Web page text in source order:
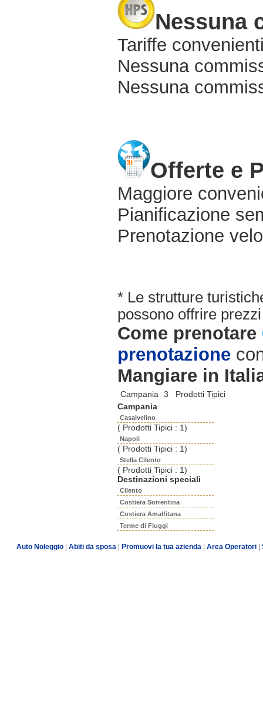
Nessuna
Tariffe
Nessuna
Nessuna
Offerte e
Maggiore
Pianificazione
Prenotazione
* Le strutture
possono offrire
Come prenotare
prenotazione
Mangiare in
Campania
3 Prodotti Tipici
Campania
Casalvelino
( Prodotti Tipici : 1)
Napoli
( Prodotti Tipici : 1)
Stella Cilento
( Prodotti Tipici : 1)
Destinazioni speciali
Cilento
Costiera Sorrentina
Costiera Amalfitana
Terme di Fiuggi
Auto Noleggio Abiti da sposa Promuovi la tua azienda Area Operatori